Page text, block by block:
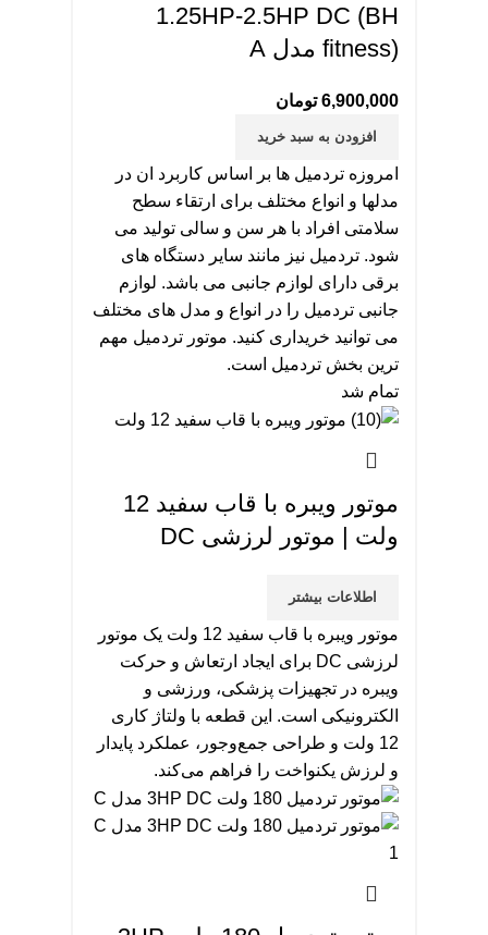
1.25HP-2.5HP DC (BH
fitness) مدل A
6,900,000 تومان
افزودن به سبد خرید
امروزه تردمیل ها بر اساس کاربرد ان در
مدلها و انواع مختلف برای ارتقاء سطح
سلامتی افراد با هر سن و سالی تولید می
شود. تردمیل نیز مانند سایر دستگاه های
برقی دارای لوازم جانبی می باشد. لوازم
جانبی تردمیل را در انواع و مدل های مختلف
می توانید خریداری کنید. موتور تردمیل مهم
ترین بخش تردمیل است.
تمام شد
موتور ویبره با قاب سفید 12
ولت | موتور لرزشی DC
اطلاعات بیشتر
موتور ویبره با قاب سفید 12 ولت یک موتور
لرزشی DC برای ایجاد ارتعاش و حرکت
ویبره در تجهیزات پزشکی، ورزشی و
الکترونیکی است. این قطعه با ولتاژ کاری
12 ولت و طراحی جمع‌وجور، عملکرد پایدار
و لرزش یکنواخت را فراهم می‌کند.